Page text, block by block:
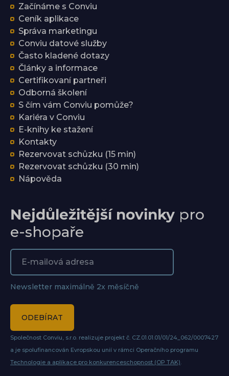
Začínáme s Conviu
Ceník aplikace
Správa marketingu
Conviu datové služby
Často kladené dotazy
Články a informace
Certifikovaní partneři
Odborná školení
S čím vám Conviu pomůže?
Kariéra v Conviu
E-knihy ke stažení
Kontakty
Rezervovat schůzku (15 min)
Rezervovat schůzku (30 min)
Nápověda
Nejdůležitější novinky pro
e-shopaře
Newsletter maximálně 2x měsíčně
ODEBÍRAT
Společnost Conviu, s.r.o. realizuje projekt č. CZ.01.01.01/01/24_062/0007427
a je spolufinancován Evropskou unií v rámci Operačního programu
Technologie a aplikace pro konkurenceschopnost (OP TAK).